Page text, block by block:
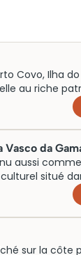
Covo, Ilha
au riche
abrite des
et les ruines
témoignant de
enchanteur
nature.
Vasco da
aussi
situé
de Sines.
il célèbre la
natif de
Avec
et ses
sur la côte